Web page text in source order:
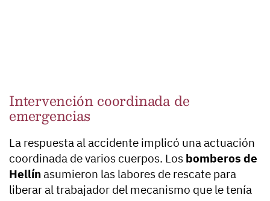
Intervención coordinada de
emergencias
La respuesta al accidente implicó una actuación
coordinada de varios cuerpos. Los bomberos de
Hellínasumieron las labores de rescate para
liberar al trabajador del mecanismo que le tenía